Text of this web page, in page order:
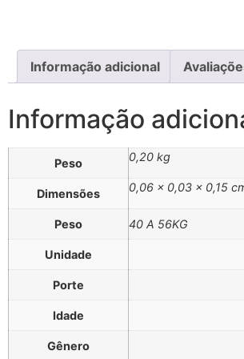
Informação adicional
Informação
Peso 0,20 kg
Dimensões 0,06 × 0,03 × 0,15
Peso 40 A 56KG
Unidade
Porte
Idade
Gênero